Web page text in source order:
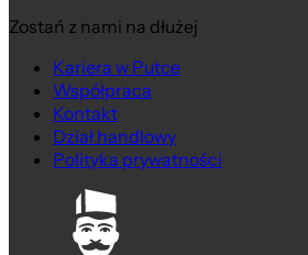
Zostań z nami na dłużej
Kariera w Putce
Współpraca
Kontakt
Dział handlowy
Polityka prywatności